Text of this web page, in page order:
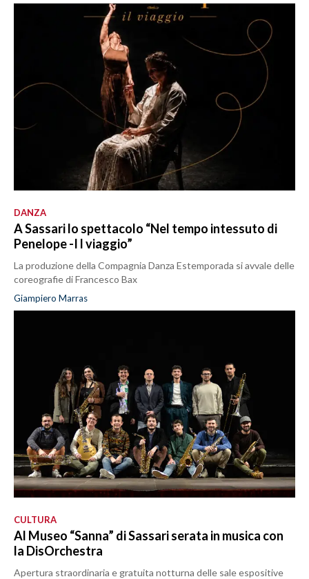
DANZA
A Sassari lo spettacolo “Nel tempo intessuto di
Penelope -I l viaggio”
La produzione della Compagnia Danza Estemporada si avvale delle
coreografie di Francesco Bax
Giampiero Marras
CULTURA
Al Museo “Sanna” di Sassari serata in musica con
la DisOrchestra
Apertura straordinaria e gratuita notturna delle sale espositive